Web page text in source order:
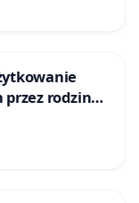
rodzinne